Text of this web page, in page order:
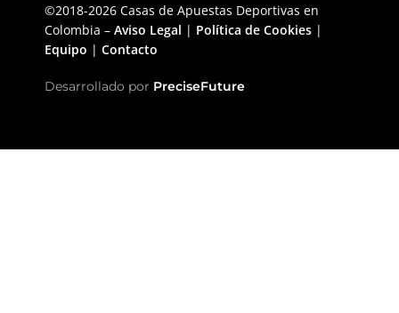
©2018-2026 Casas de Apuestas Deportivas en
Colombia – Aviso Legal | Política de Cookies |
Equipo | Contacto
Desarrollado por PreciseFuture